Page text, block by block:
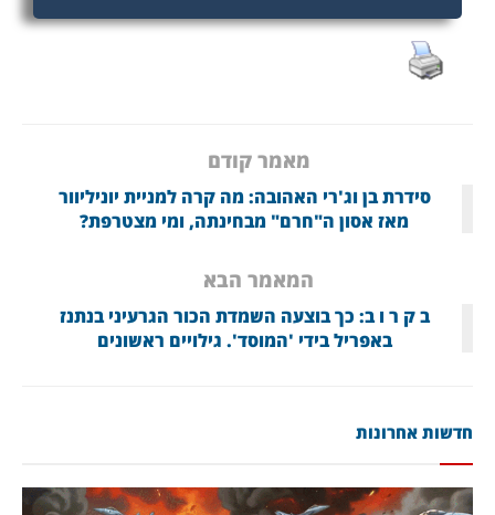
מאמר קודם
סידרת בן וג'רי האהובה: מה קרה למניית יוניליוור
מאז אסון ה"חרם" מבחינתה, ומי מצטרפת?
המאמר הבא
ב ק ר ו ב: כך בוצעה השמדת הכור הגרעיני בנתנז
באפריל בידי 'המוסד'. גילויים ראשונים
חדשות אחרונות